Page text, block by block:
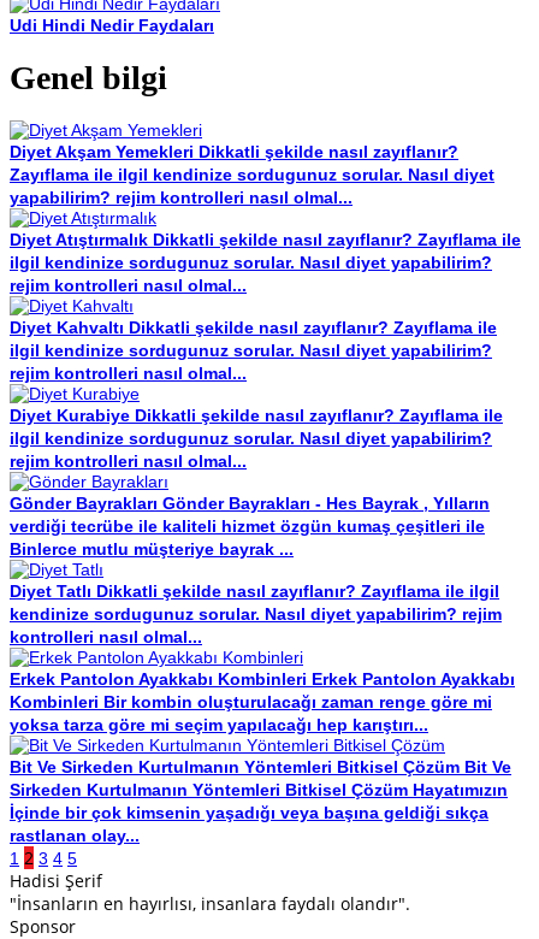
Udi Hindi Nedir Faydaları
Genel bilgi
Diyet Akşam Yemekleri Dikkatli şekilde nasıl zayıflanır?
Zayıflama ile ilgil kendinize sordugunuz sorular. Nasıl diyet
yapabilirim? rejim kontrolleri nasıl olmal...
Diyet Atıştırmalık Dikkatli şekilde nasıl zayıflanır? Zayıflama ile
ilgil kendinize sordugunuz sorular. Nasıl diyet yapabilirim?
rejim kontrolleri nasıl olmal...
Diyet Kahvaltı Dikkatli şekilde nasıl zayıflanır? Zayıflama ile
ilgil kendinize sordugunuz sorular. Nasıl diyet yapabilirim?
rejim kontrolleri nasıl olmal...
Diyet Kurabiye Dikkatli şekilde nasıl zayıflanır? Zayıflama ile
ilgil kendinize sordugunuz sorular. Nasıl diyet yapabilirim?
rejim kontrolleri nasıl olmal...
Gönder Bayrakları Gönder Bayrakları - Hes Bayrak , Yılların
verdiği tecrübe ile kaliteli hizmet özgün kumaş çeşitleri ile
Binlerce mutlu müşteriye bayrak ...
Diyet Tatlı Dikkatli şekilde nasıl zayıflanır? Zayıflama ile ilgil
kendinize sordugunuz sorular. Nasıl diyet yapabilirim? rejim
kontrolleri nasıl olmal...
Erkek Pantolon Ayakkabı Kombinleri Erkek Pantolon Ayakkabı
Kombinleri Bir kombin oluşturulacağı zaman renge göre mi
yoksa tarza göre mi seçim yapılacağı hep karıştırı...
Bit Ve Sirkeden Kurtulmanın Yöntemleri Bitkisel Çözüm Bit Ve
Sirkeden Kurtulmanın Yöntemleri Bitkisel Çözüm Hayatımızın
İçinde bir çok kimsenin yaşadığı veya başına geldiği sıkça
rastlanan olay...
1 2 3 4 5
Hadisi Şerif
"İnsanların en hayırlısı, insanlara faydalı olandır".
Sponsor